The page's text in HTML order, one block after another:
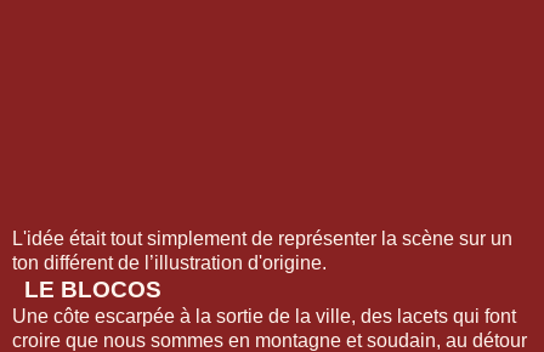
L'idée était tout simplement de représenter la scène sur un
ton différent de l’illustration d'origine.
LE BLOCOS
Une côte escarpée à la sortie de la ville, des lacets qui font
croire que nous sommes en montagne et soudain, au détour